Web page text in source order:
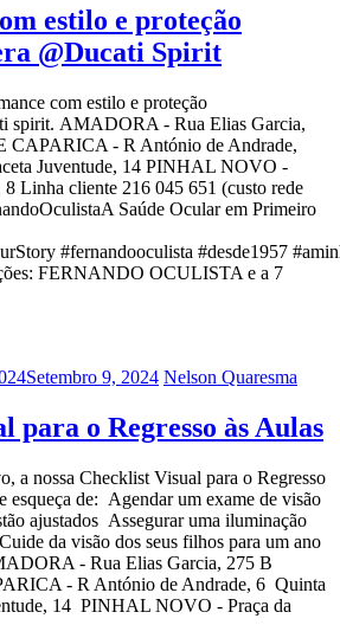
estilo e proteção
@Ducati Spirit
com estilo e proteção
spirit. AMADORA - Rua Elias Garcia,
- R António de Andrade,
Juventude, 14 PINHAL NOVO -
8 Linha cliente 216 045 651 (custo rede
Saúde Ocular em Primeiro
#fernandooculista #desde1957
FERNANDO OCULISTA e a 7
Setembro 9, 2024 Author
Nelson Quaresma
para o Regresso às Aulas
a nossa Checklist Visual para o Regresso
esqueça de: Agendar um exame de visão
ajustados Assegurar uma iluminação
da visão dos seus filhos para um ano
- Rua Elias Garcia, 275 B
- R António de Andrade, 6 Quinta
14 PINHAL NOVO - Praça da